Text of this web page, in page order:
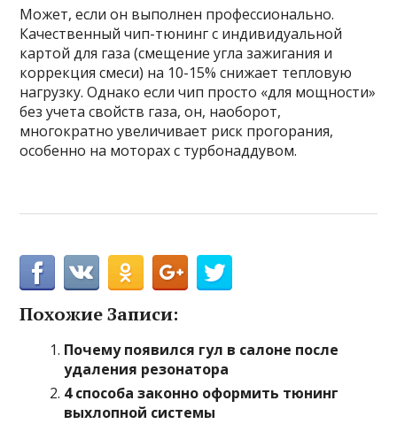
Может, если он выполнен профессионально.
Качественный чип-тюнинг с индивидуальной
картой для газа (смещение угла зажигания и
коррекция смеси) на 10-15% снижает тепловую
нагрузку. Однако если чип просто «для мощности»
без учета свойств газа, он, наоборот,
многократно увеличивает риск прогорания,
особенно на моторах с турбонаддувом.
Похожие Записи:
Почему появился гул в салоне после
удаления резонатора
4 способа законно оформить тюнинг
выхлопной системы